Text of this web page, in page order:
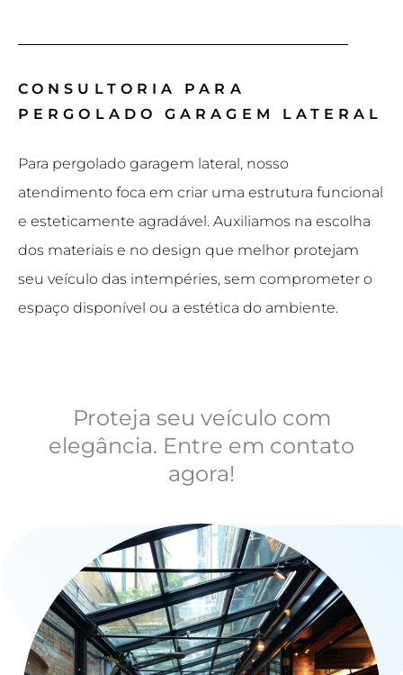
CONSULTORIA PARA
PERGOLADO GARAGEM LATERAL
Para pergolado garagem lateral, nosso
atendimento foca em criar uma estrutura funcional
e esteticamente agradável. Auxiliamos na escolha
dos materiais e no design que melhor protejam
seu veículo das intempéries, sem comprometer o
espaço disponível ou a estética do ambiente.
Proteja seu veículo com
elegância. Entre em contato
agora!